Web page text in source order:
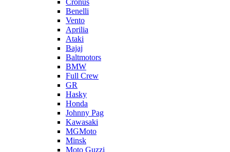
Cronus
Benelli
Vento
Aprilia
Ataki
Bajaj
Baltmotors
BMW
Full Crew
GR
Hasky
Honda
Johnny Pag
Kawasaki
MGMoto
Minsk
Moto Guzzi